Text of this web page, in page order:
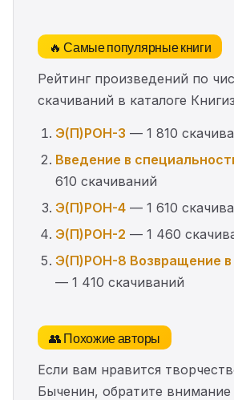
🔥 Самые популярные книги
Рейтинг произведений по
скачиваний в каталоге
Э(П)РОН-3 — 1 810
Введение в
610 скачиваний
Э(П)РОН-4 — 1 610
Э(П)РОН-2 — 1 460
Э(П)РОН-8 Возвращение
— 1 410 скачиваний
👥 Похожие авторы
Если вам нравится
Быченин, обратите внимание